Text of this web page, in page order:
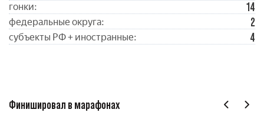
гонки: 14
федеральные округа: 2
субъекты РФ + иностранные: 4
Финишировал в марафонах